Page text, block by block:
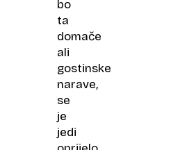
bo
ta
domače
ali
gostinske
narave,
se
je
jedi